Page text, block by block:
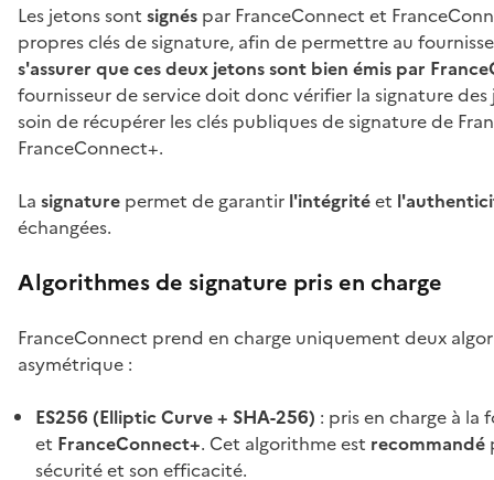
Les jetons sont signés par FranceConnect et
propres clés de signature, afin de permettre au
s'assurer que ces deux jetons sont bien émis par
fournisseur de service doit donc vérifier la signature
soin de récupérer les clés publiques de signature de
FranceConnect+.
La signature permet de garantir l'intégritéet
échangées.
Algorithmes de signature pris en charge
FranceConnect prend en charge uniquement deux
asymétrique :
ES256 (Elliptic Curve + SHA-256) : pris en charge à la
et FranceConnect+. Cet algorithme est recommandé
sécurité et son efficacité.